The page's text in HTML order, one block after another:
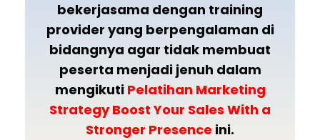
bekerjasama dengan training
provider yang berpengalaman di
bidangnya agar tidak membuat
peserta menjadi jenuh dalam
mengikuti Pelatihan Marketing
Strategy Boost Your Sales With a
Stronger Presence ini.